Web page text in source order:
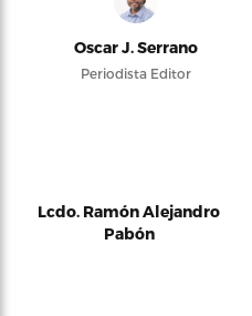
Oscar J. Serrano
Periodista Editor
Lcdo. Ramón Alejandro
Pabón